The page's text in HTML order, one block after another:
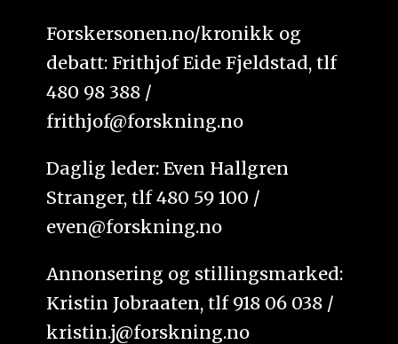
Forskersonen.no/kronikk og
debatt: Frithjof Eide Fjeldstad, tlf
480 98 388 /
frithjof@forskning.no
Daglig leder: Even Hallgren
Stranger, tlf 480 59 100 /
even@forskning.no
Annonsering og stillingsmarked:
Kristin Jobraaten, tlf 918 06 038 /
kristin.j@forskning.no